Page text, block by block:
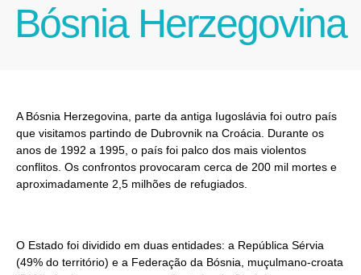
Bósnia Herzegovina
A Bósnia Herzegovina, parte da antiga Iugoslávia foi outro país
que visitamos partindo de Dubrovnik na Croácia. Durante os
anos de 1992 a 1995, o país foi palco dos mais violentos
conflitos. Os confrontos provocaram cerca de 200 mil mortes e
aproximadamente 2,5 milhões de refugiados.
O Estado foi dividido em duas entidades: a República Sérvia
(49% do território) e a Federação da Bósnia, muçulmano-croata